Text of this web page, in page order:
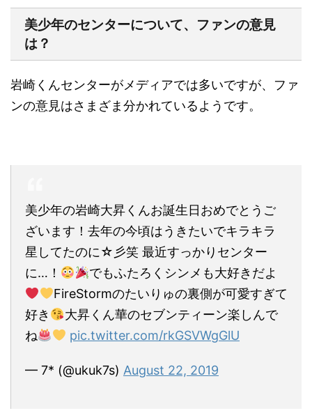
美少年のセンターについて、ファンの意見
は？
岩崎くんセンターがメディアでは多いですが、ファ
ンの意見はさまざま分かれているようです。
美少年の岩崎大昇くんお誕生日おめでとうご
ざいます！去年の今頃はうきたいでキラキラ
星してたのに☆彡笑 最近すっかりセンター
に…！
でもふたろくシンメも大好きだよ
FireStormのたいりゅの裏側が可愛すぎて
好き
大昇くん華のセブンティーン楽しんで
ね
pic.twitter.com/rkGSVWgGlU
— 7* (@ukuk7s) August 22, 2019